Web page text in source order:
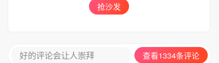
抢沙发
好的评论会让人崇拜 查看1334条评论